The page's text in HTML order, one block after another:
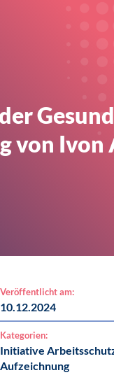
von Ivon
Veröffentlicht am:
10.12.2024
Kategorien:
Initiative
Aufzeichnung